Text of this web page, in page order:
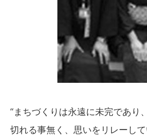
“まちづくりは永遠に未完であり
切れる事無く、思いをリレーし